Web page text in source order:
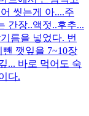
씻는게 아....주
간장..액젓..후추...
름을 넣었다. 번
깻잎을 7~10장
... 바로 먹어도 숙
다.